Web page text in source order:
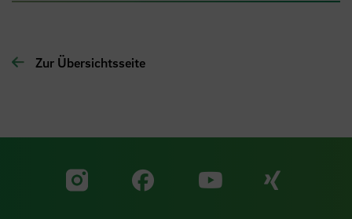
Zur Übersichtsseite
Zu unserer Facebook
Zu